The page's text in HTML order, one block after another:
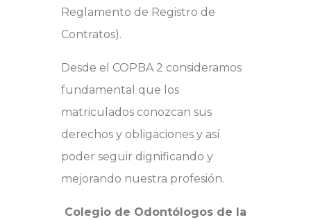
Reglamento de Registro de
Contratos).
Desde el COPBA 2 consideramos
fundamental que los
matriculados conozcan sus
derechos y obligaciones y así
poder seguir dignificando y
mejorando nuestra profesión.
Colegio de Odontólogos de la